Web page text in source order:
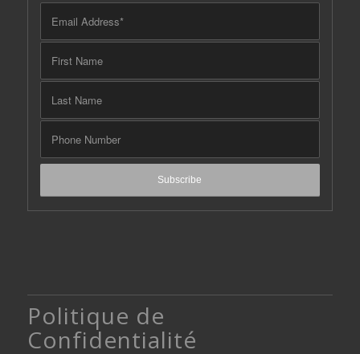
Politique de
Confidentialité